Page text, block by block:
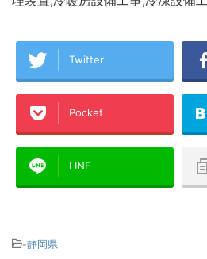
Twitter
Pocket
LINE
-静岡県